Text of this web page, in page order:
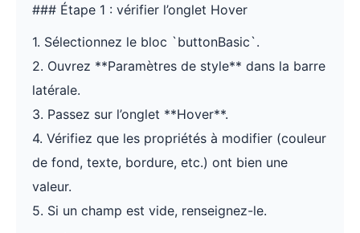
### Étape 1 : vérifier l’onglet Hover
1. Sélectionnez le bloc `buttonBasic`.
2. Ouvrez **Paramètres de style** dans la barre
latérale.
3. Passez sur l’onglet **Hover**.
4. Vérifiez que les propriétés à modifier (couleur
de fond, texte, bordure, etc.) ont bien une
valeur.
5. Si un champ est vide, renseignez-le.